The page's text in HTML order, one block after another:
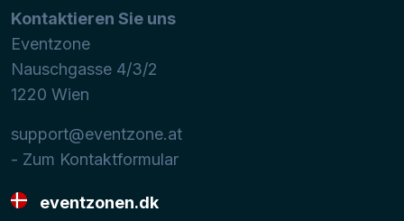
Kontaktieren Sie uns
Eventzone
Nauschgasse 4/3/2
1220 Wien
support@eventzone.at
- Zum Kontaktformular
eventzonen.dk